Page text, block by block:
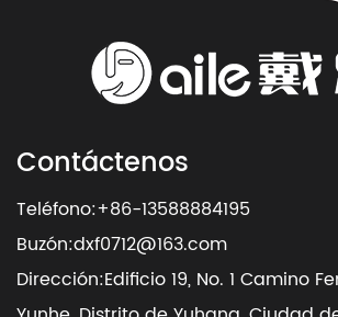
Contáctenos
Teléfono:+86-13588884195
Buzón:dxf0712@163.com
Dirección:Edificio 19, No. 1 Camino